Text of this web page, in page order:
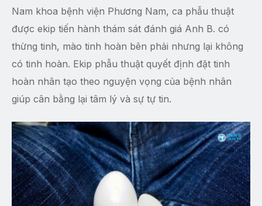
Nam khoa bệnh viện Phương Nam, ca phẫu thuật
được ekip tiến hành thám sát đánh giá Anh B. có
thừng tinh, mào tinh hoàn bên phải nhưng lại không
có tinh hoàn. Ekip phẫu thuật quyết định đặt tinh
hoàn nhân tạo theo nguyện vọng của bệnh nhân
giúp cân bằng lại tâm lý và sự tự tin.